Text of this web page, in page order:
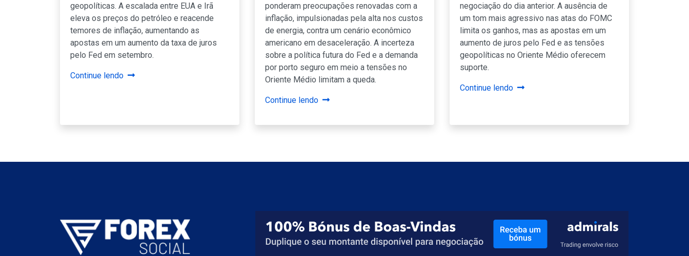
geopolíticas. A escalada entre EUA e Irã
eleva os preços do petróleo e reacende
temores de inflação, aumentando as
apostas em um aumento da taxa de juros
pelo Fed em setembro.
Continue lendo
ponderam preocupações renovadas com a
inflação, impulsionadas pela alta nos custos
de energia, contra um cenário econômico
americano em desaceleração. A incerteza
sobre a política futura do Fed e a demanda
por porto seguro em meio a tensões no
Oriente Médio limitam a queda.
Continue lendo
negociação do dia anterior. A ausência de
um tom mais agressivo nas atas do FOMC
limita os ganhos, mas as apostas em um
aumento de juros pelo Fed e as tensões
geopolíticas no Oriente Médio oferecem
suporte.
Continue lendo